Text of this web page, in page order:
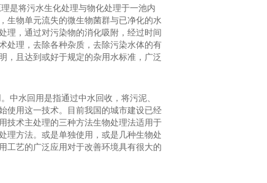
理是将污水生化处理与物化处理于一池内
生物单元流失的微生物菌群与已净化的水
理，通过对污染物的消化吸附，经过时间
处理，去除各种杂质，去除污染水体的有
，且达到或好于规定的杂用水标准，广泛
中水回用是指通过中水回收，将污泥、
使用这一技术。目前我国的城市建设已经
技术主处理的三种方法生物处理法适用于
理方法。或是单独使用，或是几种生物处
工艺的广泛应用对于改善环境具有很大的